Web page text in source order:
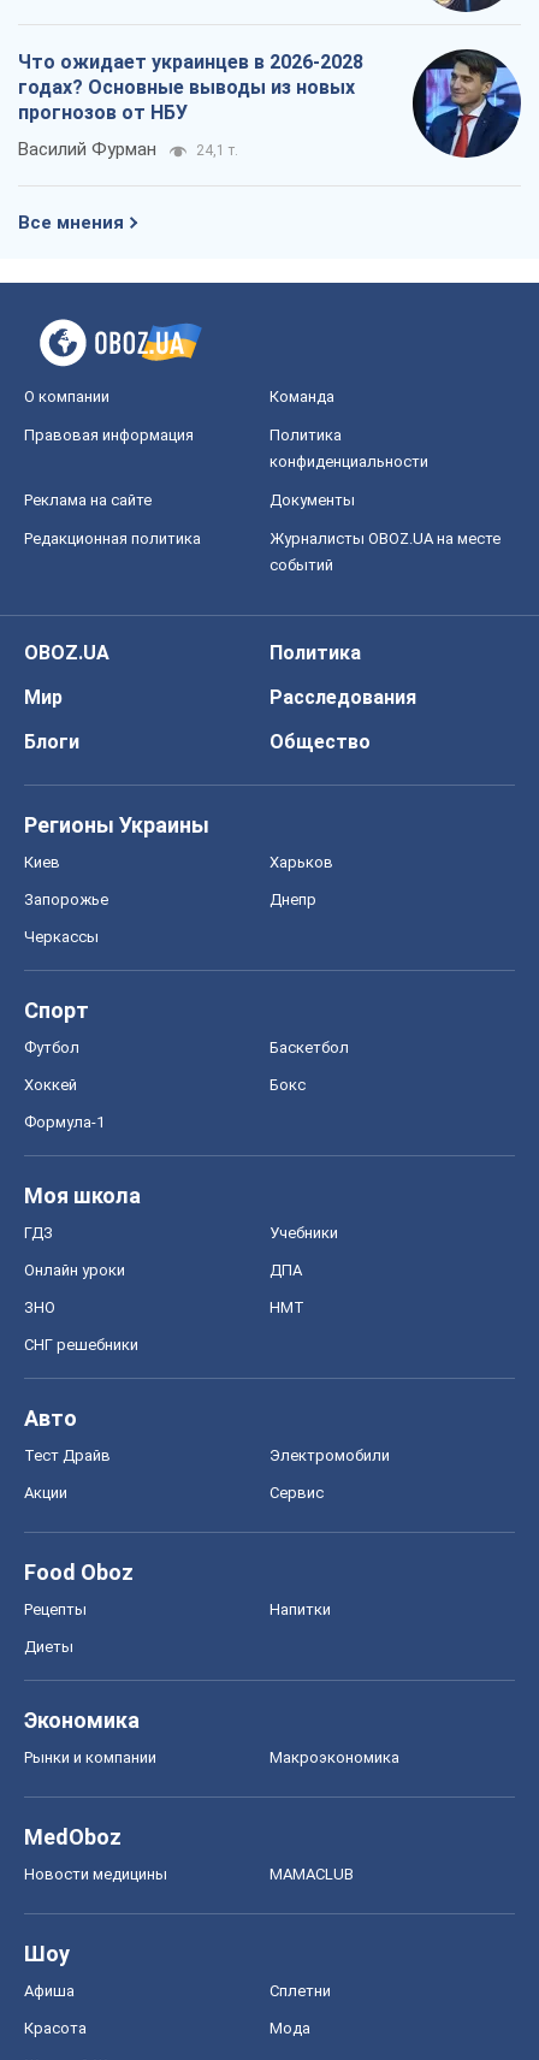
Что ожидает украинцев в 2026-2028
годах? Основные выводы из новых
прогнозов от НБУ
Василий Фурман 24,1 т.
Все мнения
О компании Команда
Правовая информация
Политика
конфиденциальности
Реклама на сайте Документы
Редакционная политика
Журналисты OBOZ.UA на месте
событий
OBOZ.UA
Политика
Мир
Расследования
Блоги
Общество
Регионы Украины
Киев Харьков
Запорожье Днепр
Черкассы
Спорт
Футбол Баскетбол
Хоккей Бокс
Формула-1
Моя школа
ГДЗ Учебники
Онлайн уроки ДПА
ЗНО НМТ
СНГ решебники
Авто
Тест Драйв Электромобили
Акции Сервис
Food Oboz
Рецепты Напитки
Диеты
Экономика
Рынки и компании Mакроэкономика
MedOboz
Новости медицины MAMACLUB
Шоу
Афиша Сплетни
Красота Мода